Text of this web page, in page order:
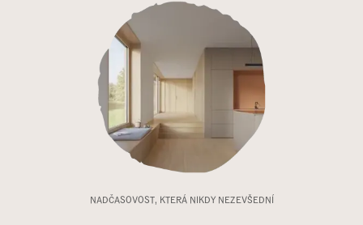
NADČASOVOST, KTERÁ NIKDY NEZEVŠEDNÍ